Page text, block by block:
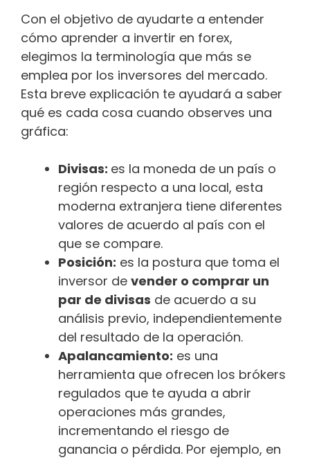
Con el objetivo de ayudarte a entender
cómo aprender a invertir en forex,
elegimos la terminología que más se
emplea por los inversores del mercado.
Esta breve explicación te ayudará a saber
qué es cada cosa cuando observes una
gráfica:
Divisas: es la moneda de un país o
región respecto a una local, esta
moderna extranjera tiene diferentes
valores de acuerdo al país con el
que se compare.
Posición: es la postura que toma el
inversor de vender o comprar un
par de divisas de acuerdo a su
análisis previo, independientemente
del resultado de la operación.
Apalancamiento: es una
herramienta que ofrecen los brókers
regulados que te ayuda a abrir
operaciones más grandes,
incrementando el riesgo de
ganancia o pérdida. Por ejemplo, en